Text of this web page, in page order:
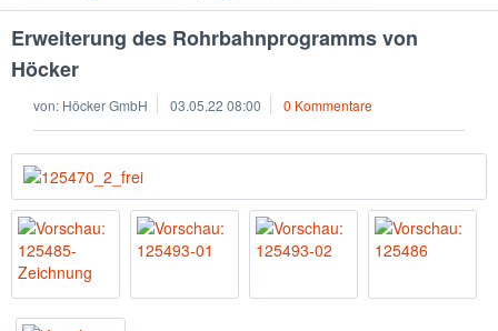
Erweiterung des Rohrbahnprogramms von
Höcker
von: Höcker GmbH 03.05.22 08:00 0 Kommentare